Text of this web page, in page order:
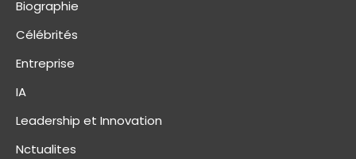
Biographie
Célébrités
Entreprise
IA
Leadership et Innovation
Nctualites